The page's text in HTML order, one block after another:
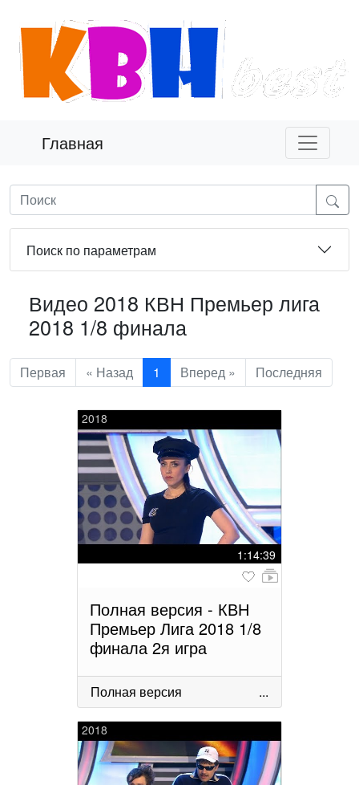
Главная
Поиск по параметрам
Видео 2018 КВН Премьер лига
2018 1/8 финала
Первая « Назад 1 Вперед » Последняя
2018
1:14:39
Полная версия - КВН
Премьер Лига 2018 1/8
финала 2я игра
Полная версия ...
2018